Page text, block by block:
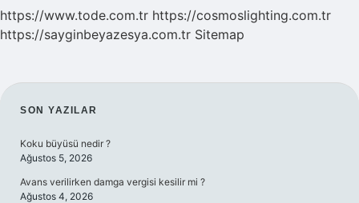
https://www.tode.com.tr https://cosmoslighting.com.tr
https://sayginbeyazesya.com.tr Sitemap
SIDEBAR
SON YAZILAR
Koku büyüsü nedir ?
Ağustos 5, 2026
Avans verilirken damga vergisi kesilir mi ?
Ağustos 4, 2026